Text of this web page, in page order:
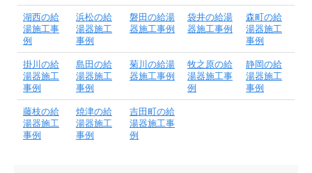
湖西の給
湯施工事
例
浜松の給
湯器施工
事例
磐田の給湯
器施工事例
袋井の給湯
器施工事例
森町の給
湯器施工
事例
掛川の給
湯器施工
事例
島田の給
湯器施工
事例
菊川の給湯
器施工事例
牧之原の給
湯器施工事
例
静岡の給
湯器施工
事例
藤枝の給
湯器施工
事例
焼津の給
湯器施工
事例
吉田町の給
湯器施工事
例